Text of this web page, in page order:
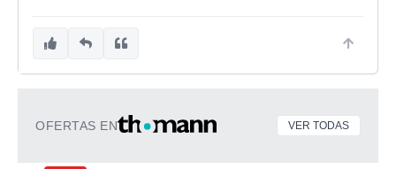
OFERTAS EN VER TODAS